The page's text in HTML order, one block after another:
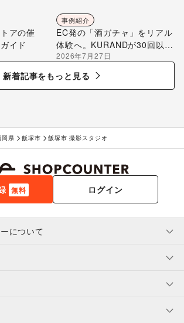
アの催
イド
事例紹介
EC発の「酒ガチャ」をリアル
体験へ。KURANDが30回以上
のポップアップ出店で届け
る“新しいお酒との出会い”
2026年7月27日
新着記事をもっと見る
岡県 飯塚市 飯塚市 撮影スタジオ
無料 ログイン
について
ライン
づく表示
い人へ
い方へ